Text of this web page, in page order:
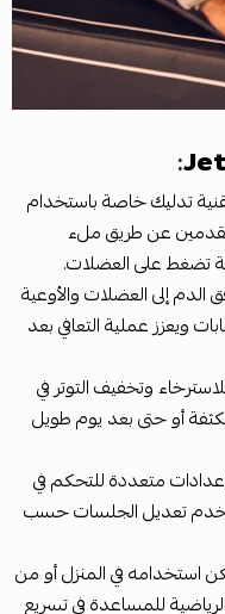
:
تدليك خاصة باستخدام
عن طريق ملء
تضغط على العضلات.
الدم إلى العضلات والأوعية
ويعزز عملية التعافي بعد
وتخفيف التوتر في
أو حتى بعد يوم طويل
متعددة للتحكم في
تعديل الجلسات حسب
استخدامه في المنزل أو من
للمساعدة في تسريع